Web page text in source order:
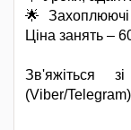
🌟 Захоплюючі
Ціна занять –
Зв'яжіться
(Viber/Telegram)